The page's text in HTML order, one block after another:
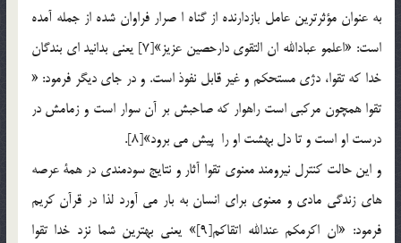
به عنوان مؤثرترين عامل بازدارنده از گناه ا صرار فراوان شده از جمله آمده
است: «اعلمو عبادالله ان التقوي دارحصین عزيز»[7] يعني بدانيد اي بندگان
خدا كه تقوا، دژي مستحكم و غير قابل نفوذ است. و در جاي ديگر فرمود: «
تقوا همچون مركبي است راهوار كه صاحبش بر آن سوار است و زمامش در
درست او است و تا دل بهشت او را پيش مي برود»[8].
و اين حالت كنترل نيرومند معنوي تقوا آثار و نتايج سودمندي در همة عرصه
هاي زندگي مادي و معنوي براي انسان به بار مي آورد لذا در قرآن كريم
فرمود: «ان اكرمكم عندالله اتقاکم[9]» يعني بهترين شما نزد خدا تقوا